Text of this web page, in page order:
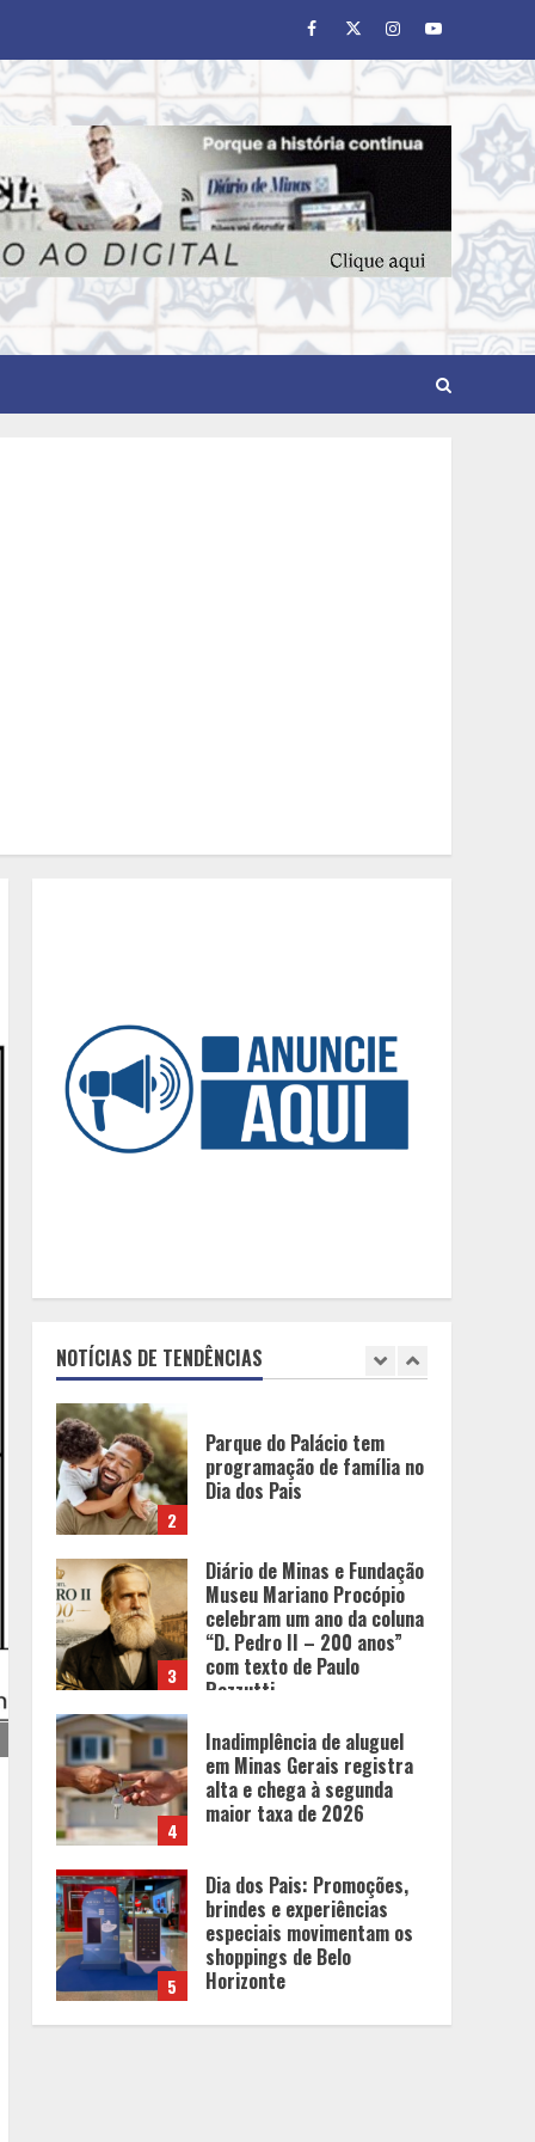
Facebook
TwitterInstagram
Youtube
NOTÍCIAS DE TENDÊNCIAS
em Minas Gerais registra
5
especiais movimentam os
shoppings de Belo
Horizonte
programação de família no
Dia dos Pais
Diário de Minas e Fundação
Museu Mariano Procópio
celebram um ano da coluna
Rezzutti
Inadimplência de aluguel
em Minas Gerais registra
alta e chega à segunda
maior taxa de 2026
Dia dos Pais: Promoções,
brindes e experiências
especiais movimentam os
shoppings de Belo
O Bloomsday hoje: 18 horas
na vida de Dublin sob
vigilância